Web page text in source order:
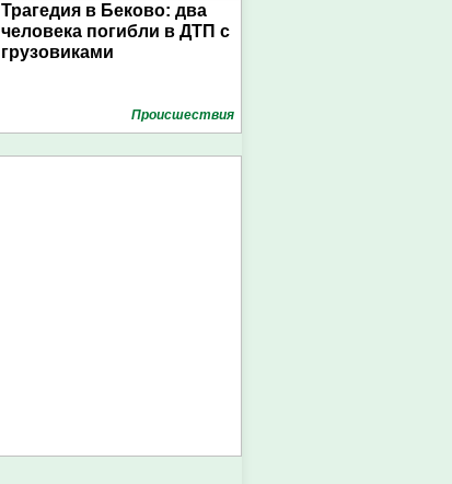
Трагедия в Беково: два
человека погибли в ДТП с
грузовиками
Проиcшествия